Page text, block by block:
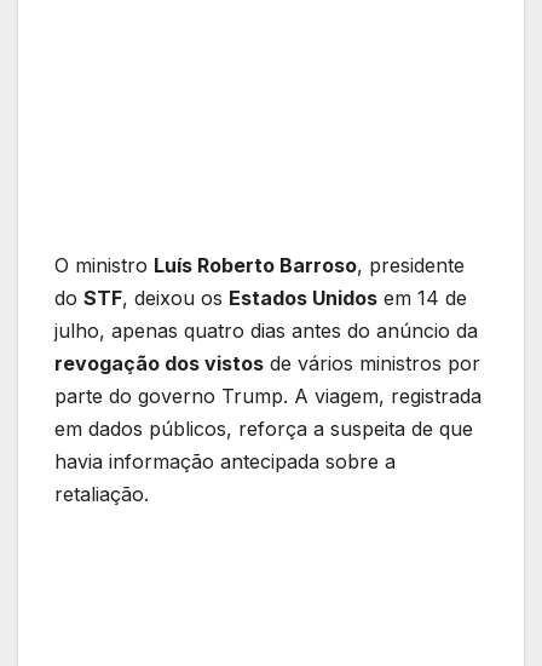
O ministro Luís Roberto Barroso, presidente
do STF, deixou os Estados Unidos em 14 de
julho, apenas quatro dias antes do anúncio da
revogação dos vistos de vários ministros por
parte do governo Trump. A viagem, registrada
em dados públicos, reforça a suspeita de que
havia informação antecipada sobre a
retaliação.